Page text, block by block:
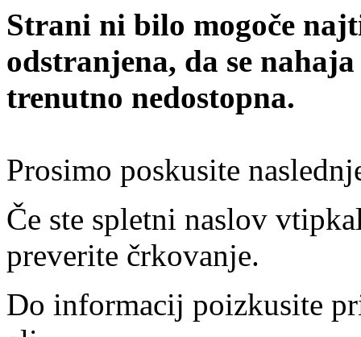
Strani ni bilo mogoče
odstranjena, da se
trenutno nedostopna.
Prosimo poskusite
Če ste spletni naslov
preverite črkovanje.
Do informacij poizkusite